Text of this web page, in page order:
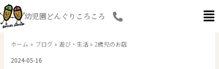
内
容
を
幼児園どんぐりころころ
ホーム ブログ 遊び・生活
2歳児のお店
2024-05-16